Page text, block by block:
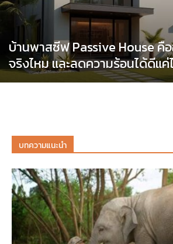
บ้านพาสซีฟ Passive House คือ
จริงไหม และลดความร้อนได้ดีแค่
บทความแนะนำ